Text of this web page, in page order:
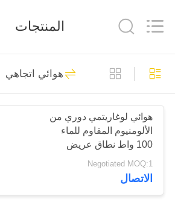
الصفحة
الرئيسية
منتجات
معلومات
module.
Rights
وحدة تشويش
21
المنتجات
هوائي اتجاهي
هوائي لوغاريتمي دوري من
الألومنيوم المقاوم للماء
100 واط نطاق عريض
100-1000 ميجاهرتز
Negotiated MOQ:1
الاتصال